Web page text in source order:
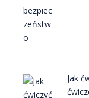
Jak